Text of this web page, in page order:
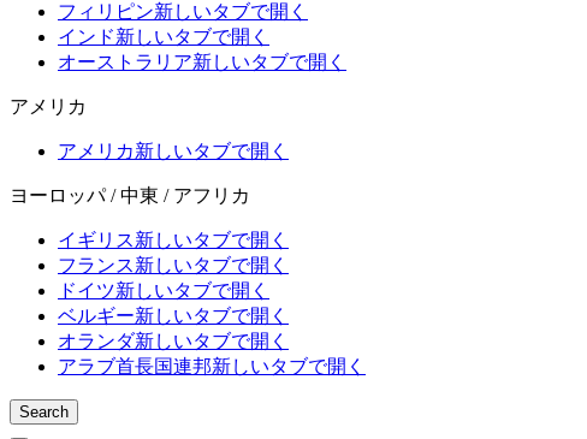
フィリピン新しいタブで開く
インド新しいタブで開く
オーストラリア新しいタブで開く
アメリカ
アメリカ新しいタブで開く
ヨーロッパ / 中東 / アフリカ
イギリス新しいタブで開く
フランス新しいタブで開く
ドイツ新しいタブで開く
ベルギー新しいタブで開く
オランダ新しいタブで開く
アラブ首長国連邦新しいタブで開く
Search